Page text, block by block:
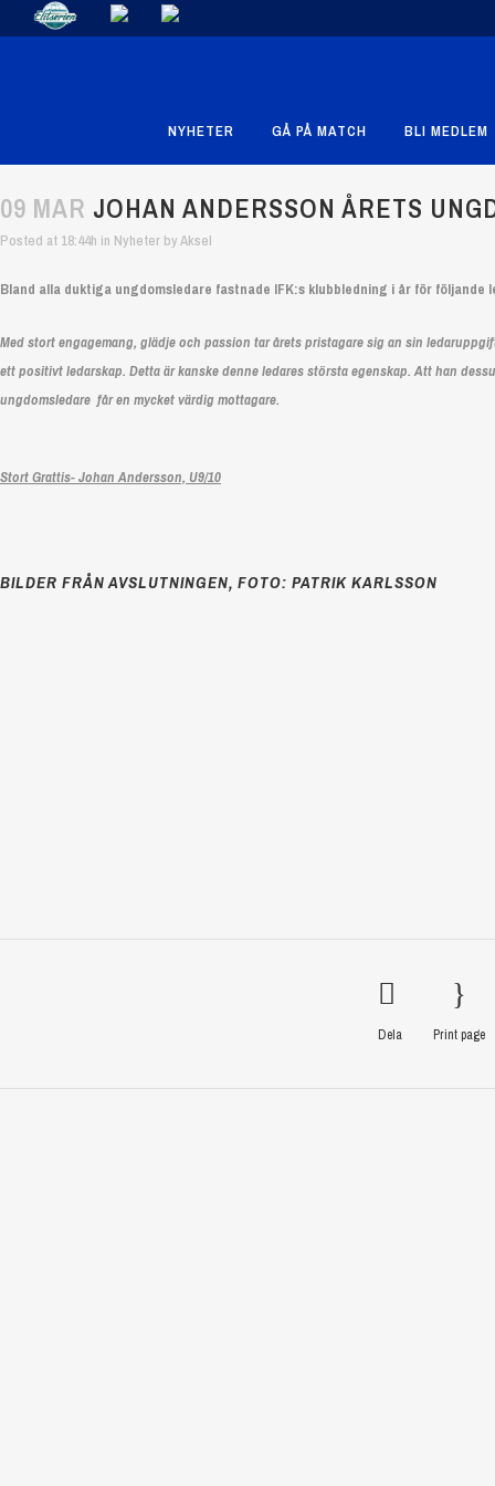
NYHETER GÅ PÅ MATCH BLI MEDLEM
09 MAR JOHAN ANDERSSON ÅRETS
Posted at 18:44h in Nyheter byAksel
Bland alla duktiga ungdomsledare fastnade IFK:s klubbledning i år för följande
Med stort engagemang, glädje och passion tar årets pristagare sig an sin
ett positivt ledarskap. Detta är kanske denne ledares största egenskap. Att han
ungdomsledare får en mycket värdig mottagare.
Stort Grattis- Johan Andersson, U9/10
BILDER FRÅN AVSLUTNINGEN, FOTO: PATRIK KARLSSON
Dela Print page